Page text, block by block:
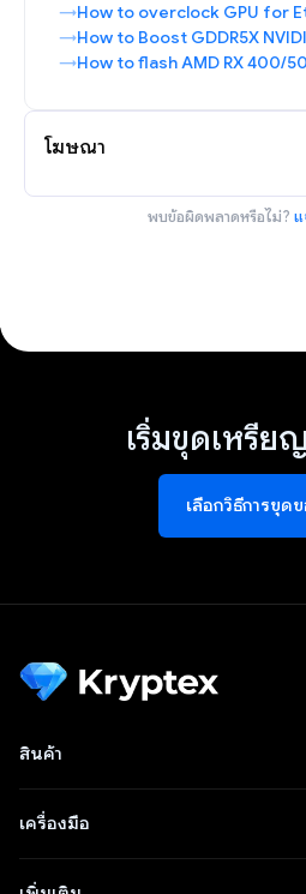
How to overclock GPU for
How to Boost GDDR5X
How to flash AMD RX 400/
โฆษณา
พบข้อผิดพลาดหรือไม่? แ
เริ่มขุดเหรี
เลือกวิธีการขุด
สินค้า
เครื่องมือ